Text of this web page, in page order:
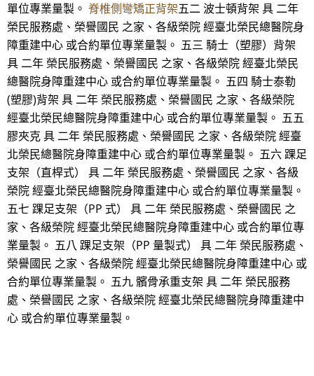
單位專業量製。 脊椎側彎矯正背架五二 波士頓背架 具 二年
榮民服務處、榮譽國民 之家、各級榮院 經臺北榮民總醫院身
障重建中心 或合約單位專業量製。 五三 騎士（塑膠）背架
具 二年 榮民服務處、榮譽國民 之家、各級榮院 經臺北榮民
總醫院身障重建中心 或合約單位專業量製。 五四 騎士泰勒
(塑膠)背架 具 二年 榮民服務處、榮譽國民 之家、各級榮院
經臺北榮民總醫院身障重建中心 或合約單位專業量製。 五五
膠夾克 具 二年 榮民服務處、榮譽國民 之家、各級榮院 經臺
北榮民總醫院身障重建中心 或合約單位專業量製。 五六 踝足
支架（直桿式） 具 二年 榮民服務處、榮譽國民 之家、各級
榮院 經臺北榮民總醫院身障重建中心 或合約單位專業量製。
五七 踝足支架（PP 式） 具 二年 榮民服務處、榮譽國民 之
家、各級榮院 經臺北榮民總醫院身障重建中心 或合約單位專
業量製。 五八 踝足支架（PP 量製式） 具 二年 榮民服務處、
榮譽國民 之家、各級榮院 經臺北榮民總醫院身障重建中心 或
合約單位專業量製。 五九 髕骨承重支架 具 二年 榮民服務
處、榮譽國民 之家、各級榮院 經臺北榮民總醫院身障重建中
心 或合約單位專業量製。